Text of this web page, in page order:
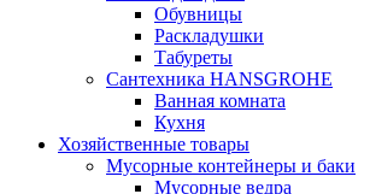
Обувницы
Раскладушки
Табуреты
Сантехника HANSGROHE
Ванная комната
Кухня
Хозяйственные товары
Мусорные контейнеры и баки
Мусорные ведра